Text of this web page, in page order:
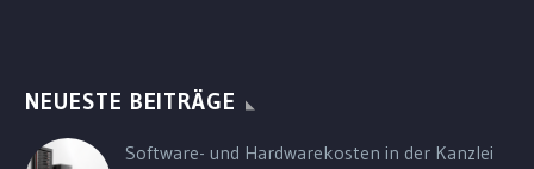
NEUESTE BEITRÄGE
Software- und Hardwarekosten in der Kanzlei